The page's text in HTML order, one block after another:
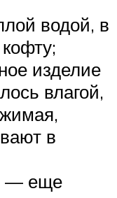
водой, в
изделие
влагой,
в
— еще